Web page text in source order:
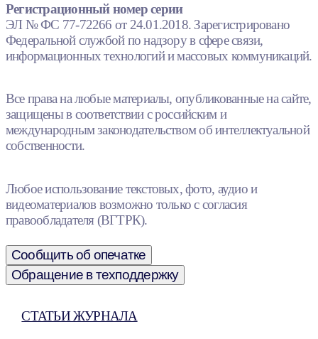
Регистрационный номер серии
ЭЛ № ФС 77-72266 от 24.01.2018. Зарегистрировано
Федеральной службой по надзору в сфере связи,
информационных технологий и массовых коммуникаций.
Все права на любые материалы, опубликованные на сайте,
защищены в соответствии с российским и
международным законодательством об интеллектуальной
собственности.
Любое использование текстовых, фото, аудио и
видеоматериалов возможно только с согласия
правообладателя (ВГТРК).
Сообщить об опечатке
Обращение в техподдержку
СТАТЬИ ЖУРНАЛА